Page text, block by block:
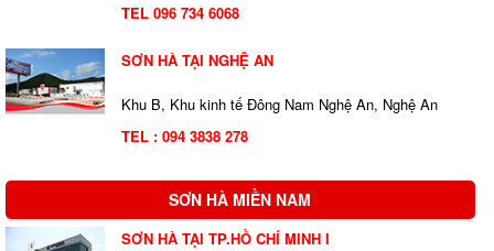
TEL 096 734 6068
SƠN HÀ TẠI NGHỆ AN
Khu B, Khu kinh tế Đông Nam Nghệ An, Nghệ An
TEL : 094 3838 278
SƠN HÀ MIỀN NAM
SƠN HÀ TẠI TP.HỒ CHÍ MINH I